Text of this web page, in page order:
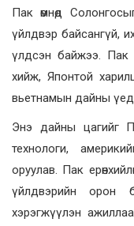
Пак өмнөд
үйлдвэр байсангүй,
үлдсэн байжээ. Пак
хийж, Японтой
вьетнамын дайны
Энэ дайны цагийг
технологи,
оруулав. Пак
үйлдвэрийн орон
хэрэгжүүлэн